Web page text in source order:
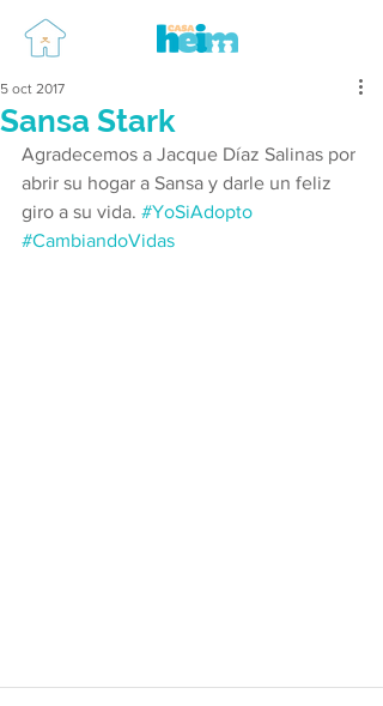
Sansa Stark
5 oct 2017
Agradecemos a Jacque Díaz Salinas por
abrir su hogar a Sansa y darle un feliz
giro a su vida. #YoSiAdopto
#CambiandoVidas